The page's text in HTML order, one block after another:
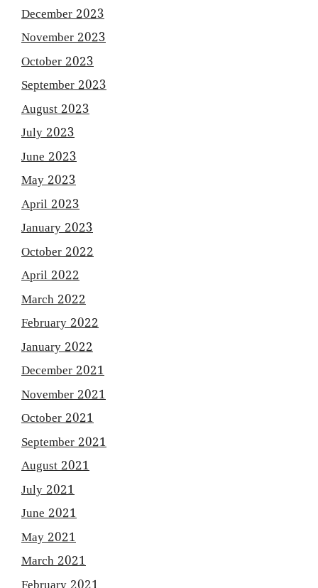
December 2023
November 2023
October 2023
September 2023
August 2023
July 2023
June 2023
May 2023
April 2023
January 2023
October 2022
April 2022
March 2022
February 2022
January 2022
December 2021
November 2021
October 2021
September 2021
August 2021
July 2021
June 2021
May 2021
March 2021